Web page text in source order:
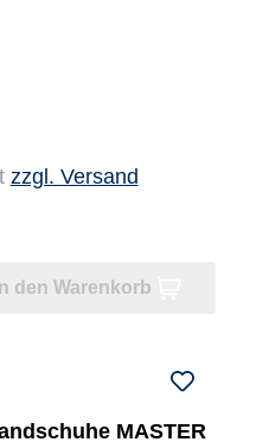
zzgl. Versand
In den Warenkorb
MASTER